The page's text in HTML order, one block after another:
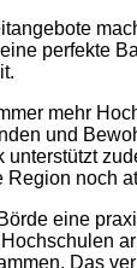
perfekte
mehr
und
noch
eine
Das